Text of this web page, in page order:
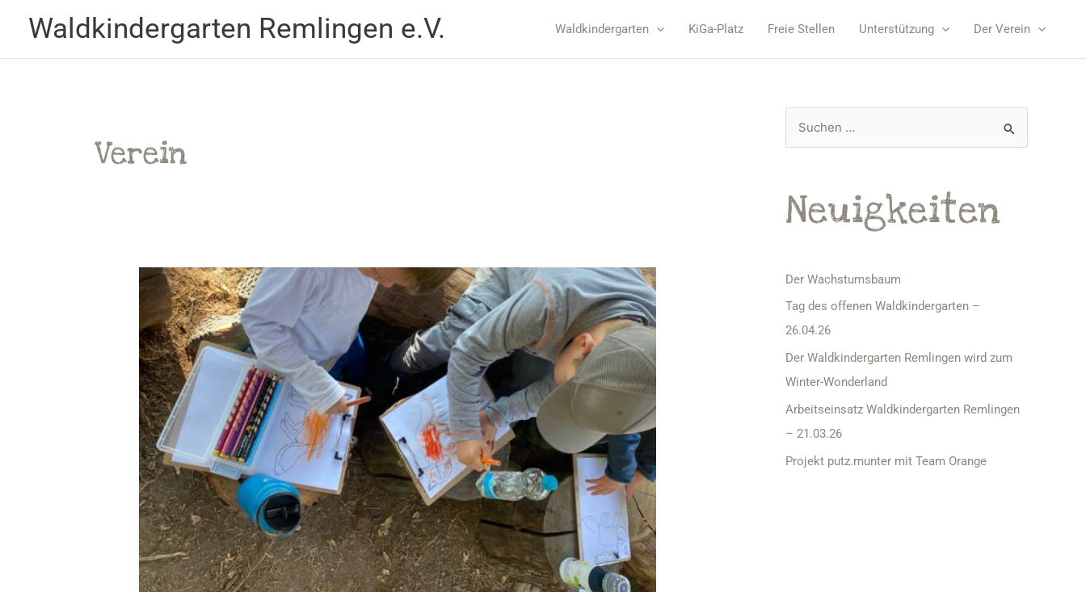
Waldkindergarten Remlingen e.V. Waldkindergarten KiGa-Platz Freie Stellen Unterstützung Der Verein
Verein
Gruppenarbeiten
h
n
a
c
h
:
Neuigkeiten
Der Wachstumsbaum
Tag des offenen Waldkindergarten –
26.04.26
Der Waldkindergarten Remlingen wird zum
Winter-Wonderland
Arbeitseinsatz Waldkindergarten Remlingen
– 21.03.26
Projekt putz.munter mit Team Orange